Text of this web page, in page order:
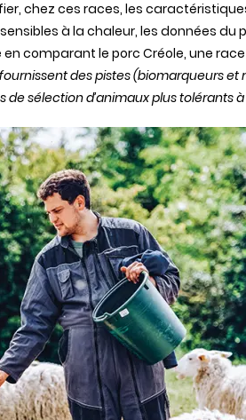
chez ces races, les
à la chaleur, les données du
comparant le porc Créole, une
des pistes (biomarqueurs
sélection d’animaux plus tolérants à